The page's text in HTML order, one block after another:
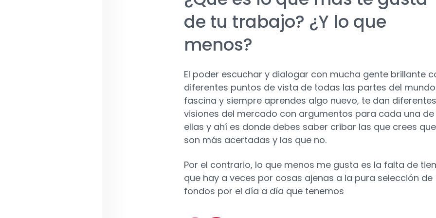
de tu trabajo? ¿Y lo que
menos?
El poder escuchar y dialogar con mucha gente brillante
diferentes puntos de vista de todas las partes del
fascina y siempre aprendes algo nuevo, te dan diferentes
visiones del mercado con argumentos para cada una de
ellas y ahí es donde debes saber cribar las que crees que
son más acertadas y las que no.
Por el contrario, lo que menos me gusta es la falta de
que hay a veces por cosas ajenas a la pura selección de
fondos por el día a día que tenemos